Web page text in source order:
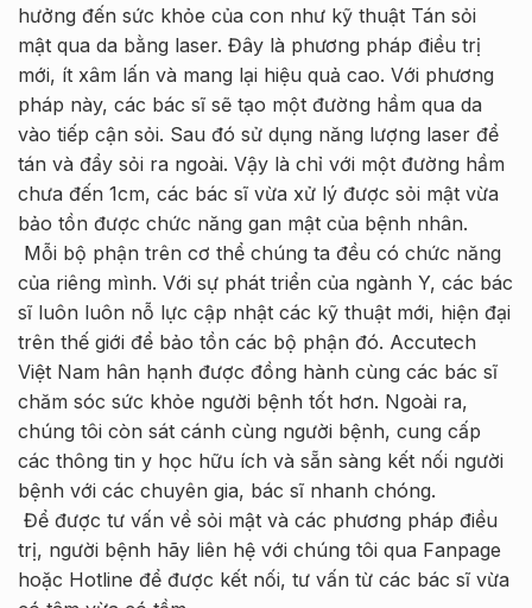
hưởng đến sức khỏe của con như kỹ thuật Tán sỏi
mật qua da bằng laser. Đây là phương pháp điều trị
mới, ít xâm lấn và mang lại hiệu quả cao. Với phương
pháp này, các bác sĩ sẽ tạo một đường hầm qua da
vào tiếp cận sỏi. Sau đó sử dụng năng lượng laser để
tán và đẩy sỏi ra ngoài. Vậy là chỉ với một đường hầm
chưa đến 1cm, các bác sĩ vừa xử lý được sỏi mật vừa
bảo tồn được chức năng gan mật của bệnh nhân.
Mỗi bộ phận trên cơ thể chúng ta đều có chức năng
của riêng mình. Với sự phát triển của ngành Y, các bác
sĩ luôn luôn nỗ lực cập nhật các kỹ thuật mới, hiện đại
trên thế giới để bảo tồn các bộ phận đó. Accutech
Việt Nam hân hạnh được đồng hành cùng các bác sĩ
chăm sóc sức khỏe người bệnh tốt hơn. Ngoài ra,
chúng tôi còn sát cánh cùng người bệnh, cung cấp
các thông tin y học hữu ích và sẵn sàng kết nối người
bệnh với các chuyên gia, bác sĩ nhanh chóng.
Để được tư vấn về sỏi mật và các phương pháp điều
trị, người bệnh hãy liên hệ với chúng tôi qua Fanpage
hoặc Hotline để được kết nối, tư vấn từ các bác sĩ vừa